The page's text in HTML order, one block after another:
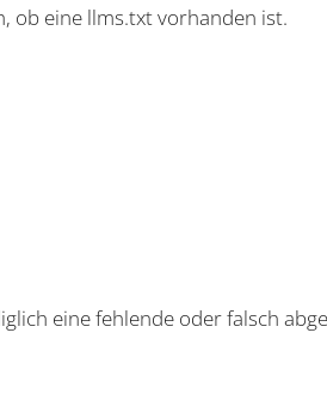
ob eine llms.txt vorhanden ist.
eine fehlende oder falsch